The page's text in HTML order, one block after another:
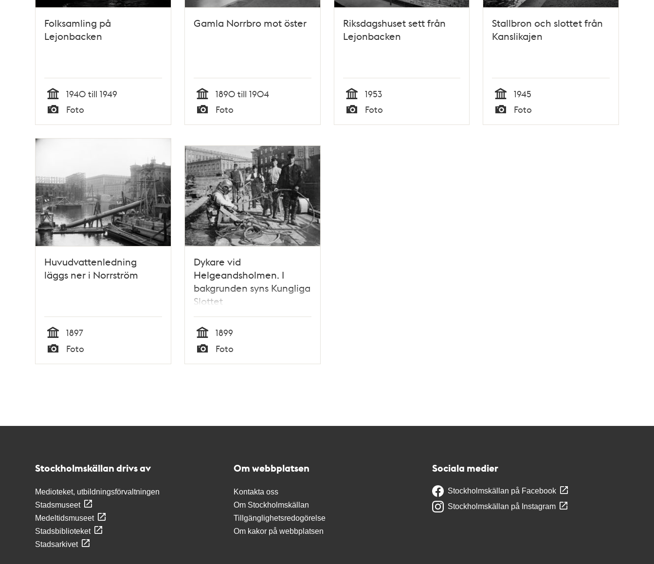
Folksamling på
Lejonbacken
Tid
1940 till 1949
Typ
Foto
Gamla Norrbro mot öster
Tid
1890 till 1904
Typ
Foto
Riksdagshuset sett från
Lejonbacken
Tid
1953
Typ
Foto
Stallbron och slottet från
Kanslikajen
Tid
1945
Typ
Foto
Huvudvattenledning
läggs ner i Norrström
Tid
1897
Typ
Foto
Dykare vid
Helgeandsholmen. I
bakgrunden syns Kungliga
Slottet
Tid
1899
Typ
Foto
Stockholmskällan drivs av
Medioteket, utbildningsförvaltningen
Stadsmuseet
Medeltidsmuseet
Stadsbiblioteket
Stadsarkivet
Om webbplatsen
Kontakta oss
Om Stockholmskällan
Tillgänglighetsredogörelse
Om kakor på webbplatsen
Sociala medier
Stockholmskällan på Facebook
Stockholmskällan på Instagram